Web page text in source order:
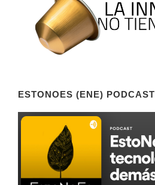
ESTONOES (ENE) PODCAST